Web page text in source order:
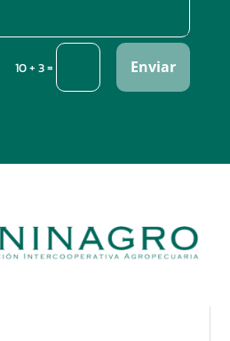
10 + 3= Enviar